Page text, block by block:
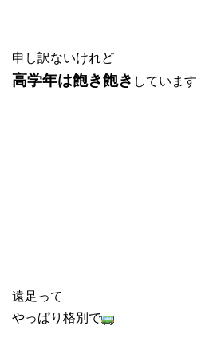
申し訳ないけれど
高学年は飽き飽き しています
遠足って
やっぱり格別で